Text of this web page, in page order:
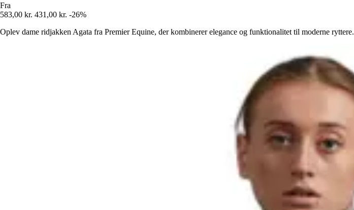
Fra
583,00 kr. 431,00 kr. -26%
Oplev dame ridjakken Agata fra Premier Equine, der kombinerer elegance og funktionalitet til moderne ryttere.